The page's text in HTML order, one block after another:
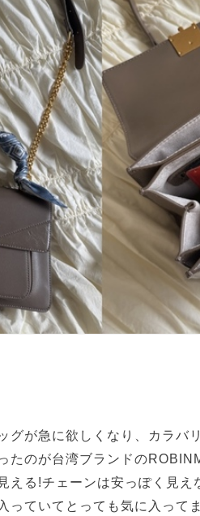
グが急に欲しくなり、カラバ
たのが台湾ブランドの
える!チェーンは安っぽく見え
っていてとっても気に入ってま